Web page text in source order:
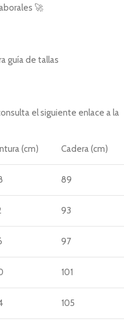
🚀
guía de tallas
el siguiente enlace a la
(cm) Cadera (cm)
89
93
97
101
105